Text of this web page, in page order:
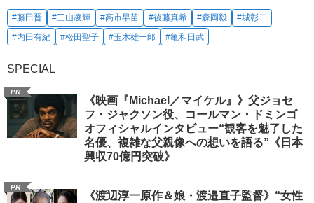
#藤田晋 #三山凌輝 #高市早苗 #後藤真希 #森岡毅
#城彰二
#内田有紀
#松田聖子 #玉木雄一郎 #亀和田武
SPECIAL
PR
《映画『Michael／マイケル』》父ジョセ
フ・ジャクソン役、コールマン・ドミンゴ
オフィシャルインタビュー“観客を魅了した
名優、複雑な父親像への想いを語る”《日本
興収70億円突破》
PR
《渡辺淳一原作＆娘・渡邉直子監督》“女性